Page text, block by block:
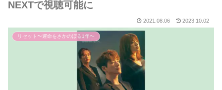
NEXTで視聴可能に
2021.08.06 2023.10.02
リセット〜運命をさかのぼる1年〜